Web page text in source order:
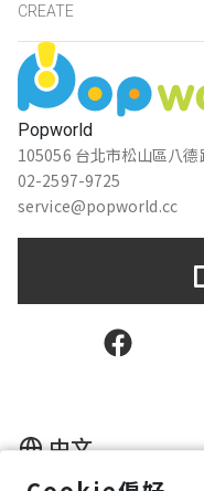
Popworld
105056 台北市松山區八
02-2597-9725
service@popworld.cc
CREATE
中文